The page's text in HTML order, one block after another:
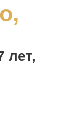
лет,